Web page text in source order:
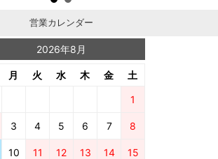
営業カレンダー
2026年8月
月 火 水 木 金 土
1
3 4 5 6 7 8
10 11 12 13 14 15